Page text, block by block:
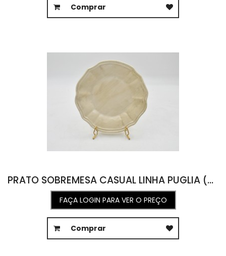
Comprar
PRATO SOBREMESA CASUAL LINHA PUGLIA (22D X 2A )
FAÇA LOGIN PARA VER O PREÇO
Comprar